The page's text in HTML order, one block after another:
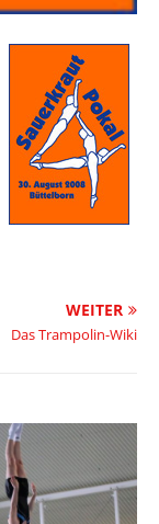
WEITER
Das Trampolin-Wiki